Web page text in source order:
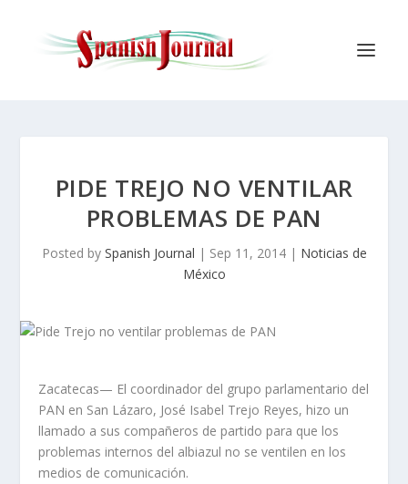
PIDE TREJO NO VENTILAR
PROBLEMAS DE PAN
Posted by Spanish Journal | Sep 11, 2014| Noticias de
México
Zacatecas— El coordinador del grupo parlamentario del
PAN en San Lázaro, José Isabel Trejo Reyes, hizo un
llamado a sus compañeros de partido para que los
problemas internos del albiazul no se ventilen en los
medios de comunicación.